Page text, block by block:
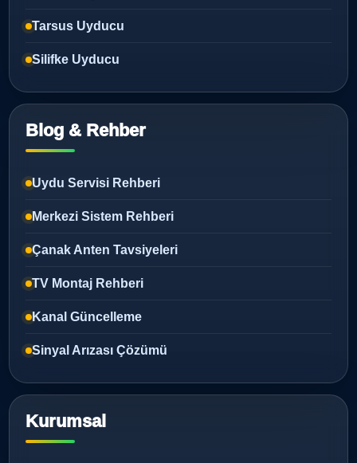
Tarsus Uyducu
Silifke Uyducu
Blog & Rehber
Uydu Servisi Rehberi
Merkezi Sistem Rehberi
Çanak Anten Tavsiyeleri
TV Montaj Rehberi
Kanal Güncelleme
Sinyal Arızası Çözümü
Kurumsal